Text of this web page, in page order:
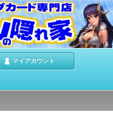
マイアカウント